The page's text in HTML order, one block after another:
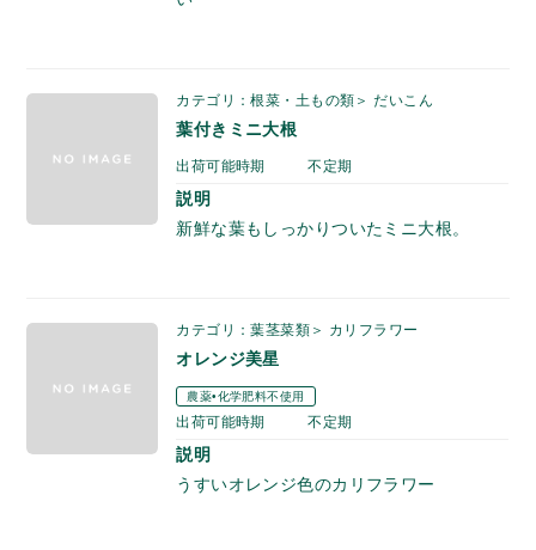
カテゴリ：根菜・土もの類＞ だいこん
葉付きミニ大根
出荷可能時期 不定期
説明
新鮮な葉もしっかりついたミニ大根。
カテゴリ：葉茎菜類＞ カリフラワー
オレンジ美星
農薬•化学肥料不使用
出荷可能時期 不定期
説明
うすいオレンジ色のカリフラワー